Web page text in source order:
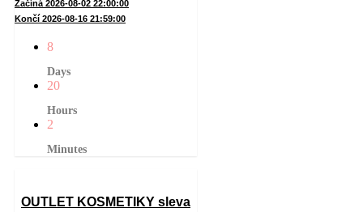
Začíná 2026-08-02 22:00:00
Končí 2026-08-16 21:59:00
8
Days
20
Hours
2
Minutes
OUTLET KOSMETIKY sleva